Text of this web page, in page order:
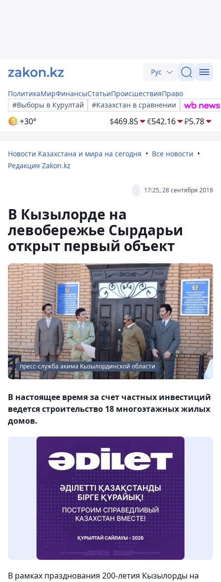
Рус
ПолитикаМирФинансыСтатьиПроисшествияПраво
#Выборы в Курултай
#Казахстан в сравнении
+30° $469.85 €542.16 ₽5.78
Новости Казахстана и мира на сегодня
Все новости
Редакция Zakon.kz
17:25, 28 сентября 2018
В Кызылорде на
левобережье Сырдарьи
открыт первый объект
пресс-служба акима Кызылординской области
В настоящее время за счет частных инвестиций
ведется строительство 18 многоэтажных жилых
домов.
В рамках празднования 200-летия Кызылорды на